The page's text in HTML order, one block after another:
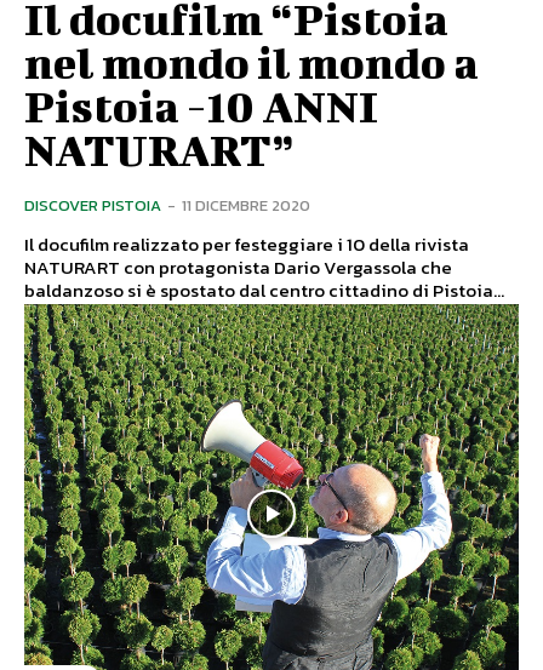
Il docufilm “Pistoia
nel mondo il mondo a
Pistoia -10 ANNI
NATURART”
DISCOVER PISTOIA - 11 DICEMBRE 2020
Il docufilm realizzato per festeggiare i 10 della rivista
NATURART con protagonista Dario Vergassola che
baldanzoso si è spostato dal centro cittadino di Pistoia...